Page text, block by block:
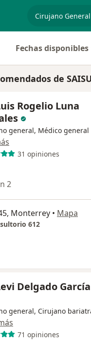
Fechas disponibles
de
Rogelio Luna
general, Médico general
31 opiniones
2
Monterrey • Mapa
612
Delgado García
general, Cirujano
71 opiniones